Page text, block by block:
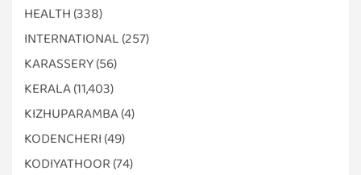
HEALTH (338)
INTERNATIONAL (257)
KARASSERY(56)
KERALA(11,403)
KIZHUPARAMBA(4)
KODENCHERI (49)
KODIYATHOOR (74)